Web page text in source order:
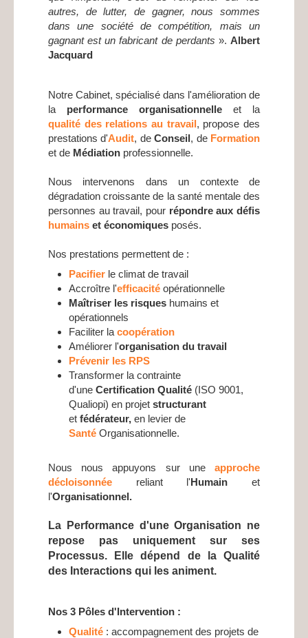
autres, de lutter, de gagner, nous sommes
dans une société de compétition, mais un
gagnant est un fabricant de perdants ».Albert
Jacquard
Notre Cabinet, spécialisé dans l'amélioration de
la performance organisationnelle et la
qualité des relations au travail, propose des
prestations d'Audit, deConseil, de Formation
et de Médiation professionnelle.
Nous intervenons dans un contexte de
dégradation croissante de la santé mentale des
personnes au travail, pour répondre aux défis
humains et économiques posés.
Nos prestations permettent de :
Pacifier le climat de travail
Accroître l'efficacité opérationnelle
Maîtriser les risques humains et
opérationnels
Faciliter la coopération
Améliorer l'organisation du travail
Prévenir les RPS
Transformer la contrainte
d'une Certification Qualité (ISO 9001,
Qualiopi) en projet structurant
et fédérateur, en levier de
Santé Organisationnelle.
Nous nous appuyons sur une
approche
décloisonnée reliant l'Humain et
l'Organisationnel.
La Performance d'une Organisation ne
repose pas uniquement sur ses
Processus. Elle dépend de la Qualité
des Interactions qui les animent.
Nos 3 Pôles d'Intervention :
Qualité : accompagnement des projets de